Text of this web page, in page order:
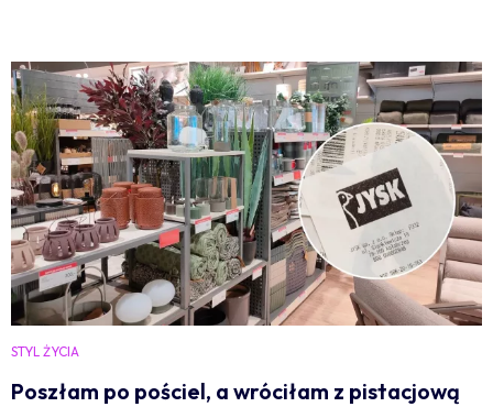
STYL ŻYCIA
Poszłam po pościel, a wróciłam z pistacjową